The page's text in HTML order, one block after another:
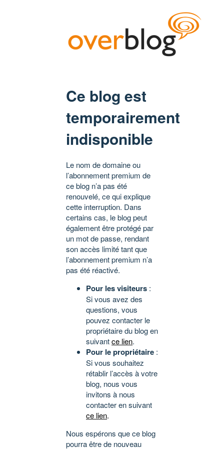
Ce blog est
temporairement
indisponible
Le nom de domaine ou
l’abonnement premium de
ce blog n’a pas été
renouvelé, ce qui explique
cette interruption. Dans
certains cas, le blog peut
également être protégé par
un mot de passe, rendant
son accès limité tant que
l’abonnement premium n’a
pas été réactivé.
Pour les visiteurs :
Si vous avez des
questions, vous
pouvez contacter le
propriétaire du blog en
suivantce lien.
Pour le propriétaire :
Si vous souhaitez
rétablir l’accès à votre
blog, nous vous
invitons à nous
contacter en suivant
ce lien.
Nous espérons que ce blog
pourra être de nouveau